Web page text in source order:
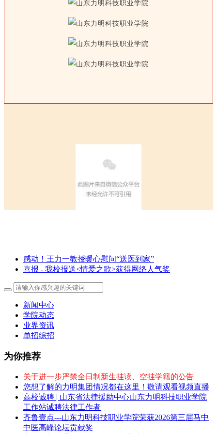
感动！王力一教授暖心慰问“送医到家”
喜报 - 我校报送<情爱之歌>获得网络人气奖
新闻中心
学院动态
业界资讯
单招综招
为你推荐
关于进一步严禁全日制新生挂读、空挂学籍的公告
您想了解的力明集团情况都在这里！敬请观看视频直播
高校诚聘 | 山东省法律援助中心山东力明科技职业学院
工作站诚聘法律工作者
齐鲁壹点---山东力明科技职业学院荣获2026第三届马中
中医高峰论坛贡献奖